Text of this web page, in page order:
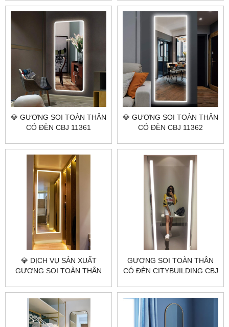
DÁNG THANH, SOI CHUẨN,
304, SOI CHUẨN 60×160
💎 GƯƠNG SOI TOÀN THÂN
CÓ ĐÈN CBJ 11361
DỊU, SOI RÕ, LÊN FORM
💎 GƯƠNG SOI TOÀN THÂN
CÓ ĐÈN CBJ 11362
DỊU, SOI CHUẨN, TREO HAY
ĐỂ ĐỨNG ĐỀU ĐẸP
💎 DỊCH VỤ SẢN XUẤT
GƯƠNG SOI TOÀN THÂN
CITYBUILDING – LED ỔN
ĐỊNH, CẢM ỨNG THÔNG
MINH, KHUNG INOX PVD
GƯƠNG SOI TOÀN THÂN
CÓ ĐÈN CITYBUILDING CBJ
SÁNG CHUẨN, DÙNG BỀN